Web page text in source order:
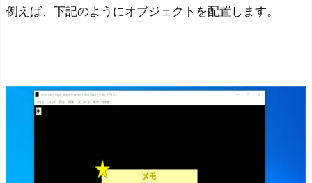
例えば、下記のようにオブジェクトを配置します。